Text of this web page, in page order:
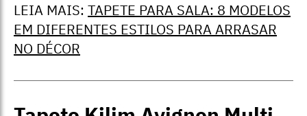
LEIA MAIS: TAPETE PARA SALA: 8 MODELOS
EM DIFERENTES ESTILOS PARA ARRASAR
NO DÉCOR